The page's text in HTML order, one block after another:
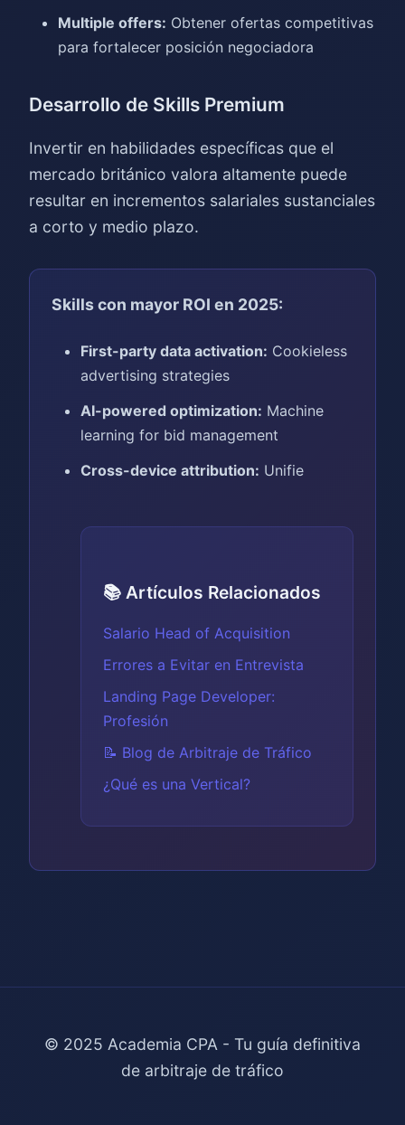
Multiple offers: Obtener ofertas competitivas
para fortalecer posición negociadora
Desarrollo de Skills Premium
Invertir en habilidades específicas que el
mercado británico valora altamente puede
resultar en incrementos salariales sustanciales
a corto y medio plazo.
Skills con mayor ROI en 2025:
First-party data activation: Cookieless
advertising strategies
AI-powered optimization: Machine
learning for bid management
Cross-device attribution: Unifie
📚 Artículos Relacionados
Salario Head of Acquisition
Errores a Evitar en Entrevista
Landing Page Developer:
Profesión
📝 Blog de Arbitraje de Tráfico
¿Qué es una Vertical?
© 2025 Academia CPA - Tu guía definitiva
de arbitraje de tráfico